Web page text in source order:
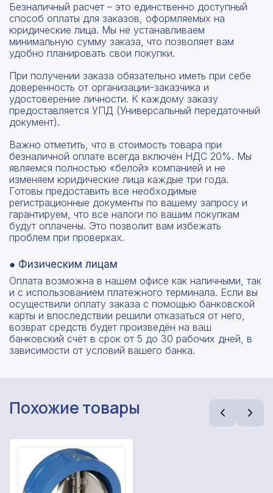
Безналичный расчет – это единственно доступный
способ оплаты для заказов, оформляемых на
юридические лица. Мы не устанавливаем
минимальную сумму заказа, что позволяет вам
удобно планировать свои покупки.
При получении заказа обязательно иметь при себе
доверенность от организации-заказчика и
удостоверение личности. К каждому заказу
предоставляется УПД (Универсальный передаточный
документ).
Важно отметить, что в стоимость товара при
безналичной оплате всегда включён НДС 20%. Мы
являемся полностью «белой» компанией и не
изменяем юридические лица каждые три года.
Готовы предоставить все необходимые
регистрационные документы по вашему запросу и
гарантируем, что все налоги по вашим покупкам
будут оплачены. Это позволит вам избежать
проблем при проверках.
● Физическим лицам
Оплата возможна в нашем офисе как наличными, так
и с использованием платежного терминала. Если вы
осуществили оплату заказа с помощью банковской
карты и впоследствии решили отказаться от него,
возврат средств будет произведён на ваш
банковский счёт в срок от 5 до 30 рабочих дней, в
зависимости от условий вашего банка.
Похожие товары
Рассчитать смету
точный расчет сметы. Мы свяжемся с вами в
кратчайшие сроки.
телефона
Мы свяжемся с вами в ближайшее время!
Предоставим бесплатную консультацию по
нашим товарам и актуальным ценам на